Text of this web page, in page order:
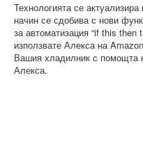
Технологията се
начин се сдобива с нови
за автоматизация “if this then
използвате Алекса на
Вашия хладилник с помощта
Алекса.